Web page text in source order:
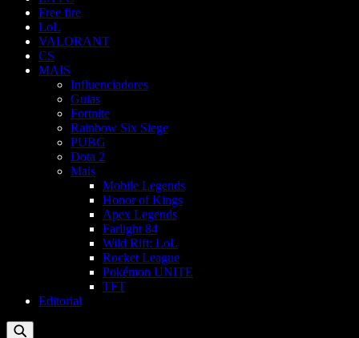
Free fire
LoL
VALORANT
CS
MAIS
Influenciadores
Guias
Fortnite
Rainbow Six Siege
PUBG
Dota 2
Mais
Mobile Legends
Honor of Kings
Apex Legends
Farlight 84
Wild Rift: LoL
Rocket League
Pokémon UNITE
TFT
Editorial
Buscar